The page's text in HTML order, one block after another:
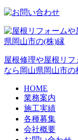
屋根修理や屋根リ
なら岡山県岡山市
HOME
業務案内
施工実績
各種募集
会社概要